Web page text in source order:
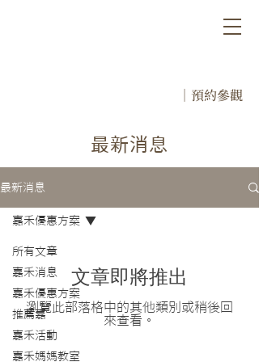
｜預約參觀
​最新消息
最新消息
所有文章
嘉禾消息
嘉禾優惠方案
推薦嘉
嘉禾活動
嘉禾媽媽教室
嘉禾優惠方案
文章即將推出
瀏覽此部落格中的其他類別或稍後回
來查看。